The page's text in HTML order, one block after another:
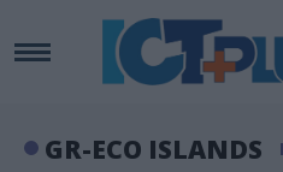
GR-ECO ISLANDS